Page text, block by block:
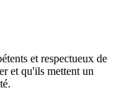
et respectueux de
et qu'ils mettent un